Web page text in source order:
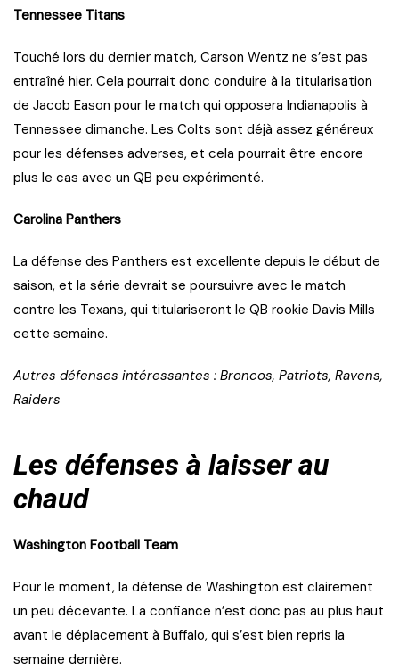
Tennessee Titans
Touché lors du dernier match, Carson Wentz ne s’est pas
entraîné hier. Cela pourrait donc conduire à la titularisation
de Jacob Eason pour le match qui opposera Indianapolis à
Tennessee dimanche. Les Colts sont déjà assez généreux
pour les défenses adverses, et cela pourrait être encore
plus le cas avec un QB peu expérimenté.
Carolina Panthers
La défense des Panthers est excellente depuis le début de
saison, et la série devrait se poursuivre avec le match
contre les Texans, qui titulariseront le QB rookie Davis Mills
cette semaine.
Autres défenses intéressantes : Broncos, Patriots, Ravens,
Raiders
Les défenses à laisser au
chaud
Washington Football Team
Pour le moment, la défense de Washington est clairement
un peu décevante. La confiance n’est donc pas au plus haut
avant le déplacement à Buffalo, qui s’est bien repris la
semaine dernière.